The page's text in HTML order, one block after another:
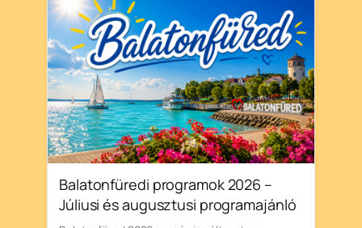
Balatonfüredi programok 2026 –
Júliusi és augusztusi programajánló